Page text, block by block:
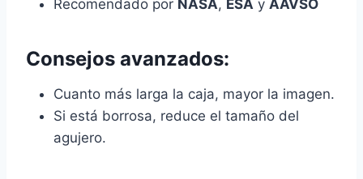
Recomendado por NASA, ESA y AAVSO
Consejos avanzados:
Cuanto más larga la caja, mayor la imagen.
Si está borrosa, reduce el tamaño del
agujero.